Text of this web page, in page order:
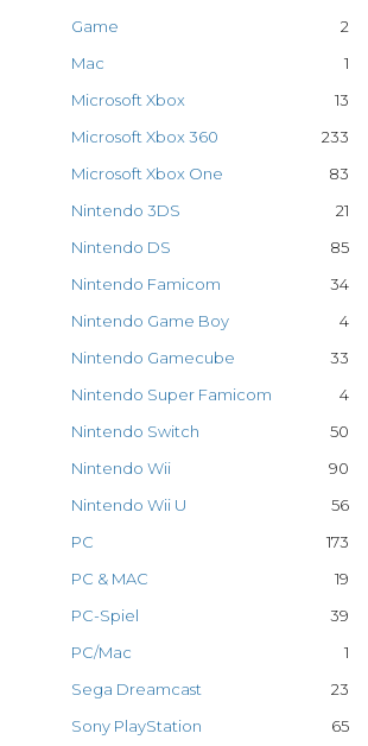
2
Game
1
Mac
13
Microsoft Xbox
233
Microsoft Xbox 360
83
Microsoft Xbox One
21
Nintendo 3DS
85
Nintendo DS
34
Nintendo Famicom
4
Nintendo Game Boy
33
Nintendo Gamecube
4
Nintendo Super Famicom
50
Nintendo Switch
90
Nintendo Wii
56
Nintendo Wii U
173
PC
19
PC & MAC
39
PC-Spiel
1
PC/Mac
23
Sega Dreamcast
65
Sony PlayStation